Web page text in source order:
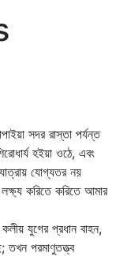
সদর রাস্তা পর্যন্ত
হইয়া ওঠে, এবং
যোগ্যতর নয়
করিতে করিতে আমার
যুগের প্রধান বাহন,
তখন পরমাণুতত্ত্ব